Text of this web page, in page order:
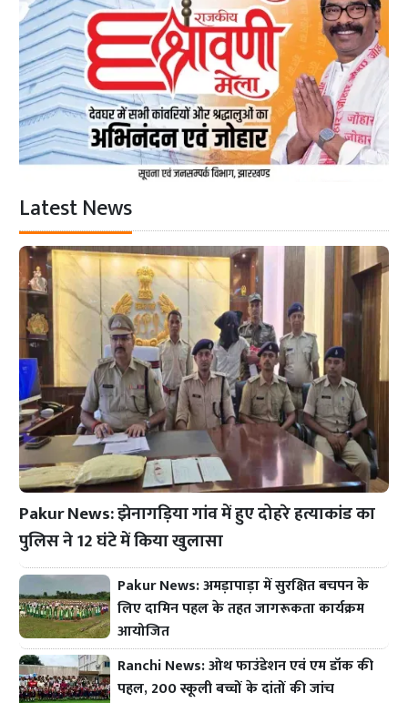
Latest News
Pakur News: झेनागड़िया गांव में हुए दोहरे हत्याकांड का
पुलिस ने 12 घंटे में किया खुलासा
Pakur News: अमड़ापाड़ा में सुरक्षित बचपन के
लिए दामिन पहल के तहत जागरूकता कार्यक्रम
आयोजित
Ranchi News: ओथ फाउंडेशन एवं एम डॉक की
पहल, 200 स्कूली बच्चों के दांतों की जांच